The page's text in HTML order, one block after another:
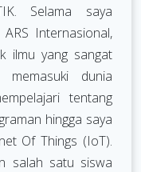
Selama saya
Internasional,
ilmu yang sangat
dunia
tentang
hingga saya
Of Things (IoT).
salah satu siswa